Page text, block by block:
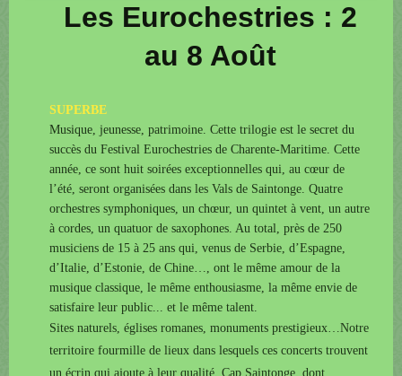
Les Eurochestries : 2
au 8 Août
SUPERBE
Musique, jeunesse, patrimoine. Cette trilogie est le secret du
succès du Festival Eurochestries de Charente-Maritime. Cette
année, ce sont huit soirées exceptionnelles qui, au cœur de
l’été, seront organisées dans les Vals de Saintonge. Quatre
orchestres symphoniques, un chœur, un quintet à vent, un autre
à cordes, un quatuor de saxophones. Au total, près de 250
musiciens de 15 à 25 ans qui, venus de Serbie, d’Espagne,
d’Italie, d’Estonie, de Chine…, ont le même amour de la
musique classique, le même enthousiasme, la même envie de
satisfaire leur public... et le même talent.
Sites naturels, églises romanes, monuments prestigieux…Notre
territoire fourmille de lieux dans lesquels ces concerts trouvent
un écrin qui ajoute à leur qualité. Cap Saintonge, dont